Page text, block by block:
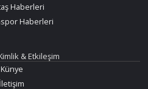
Haberleri
Haberleri
& Etkileşim
Künye
İletişim